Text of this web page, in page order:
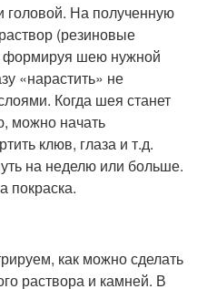
На полученную
(резиновые
формируя шею нужной
«нарастить» не
Когда шея станет
можно начать
клюв, глаза и т.д.
на неделю или больше.
покраска.
как можно сделать
раствора и камней. В